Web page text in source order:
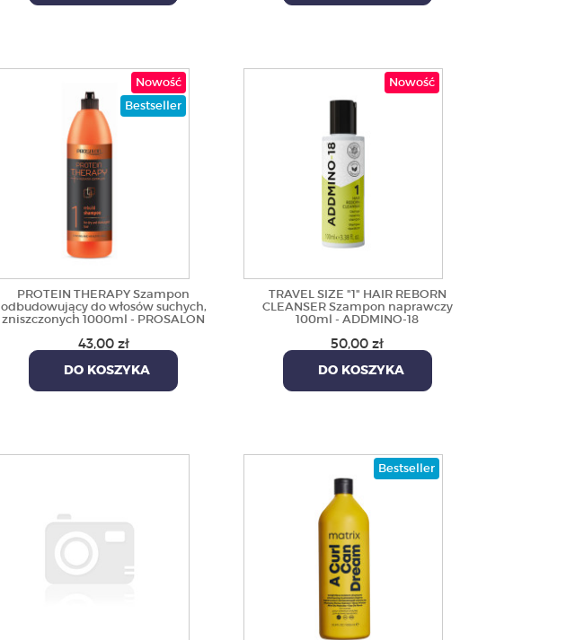
Nowość
Bestseller
PROTEIN THERAPY Szampon
odbudowujący do włosów suchych,
zniszczonych 1000ml - PROSALON
43,00 zł
DO KOSZYKA
Nowość
TRAVEL SIZE "1" HAIR REBORN
CLEANSER Szampon naprawczy
100ml - ADDMINO-18
50,00 zł
DO KOSZYKA
Bestseller